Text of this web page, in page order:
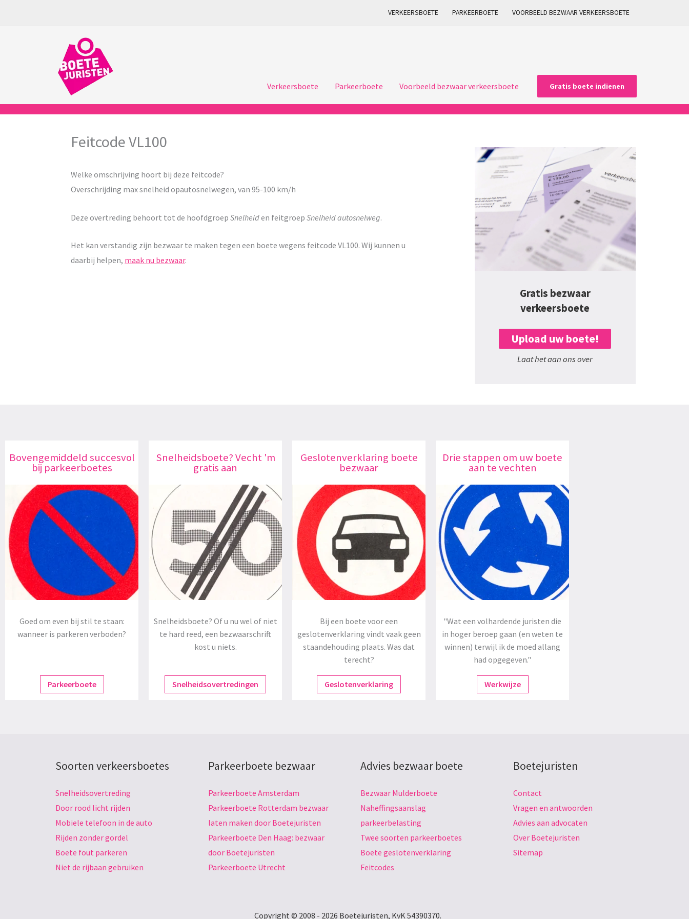
VERKEERSBOETE PARKEERBOETE VOORBEELD BEZWAAR VERKEERSBOETE
Verkeersboete Parkeerboete Voorbeeld bezwaar verkeersboete Gratis boete indienen
Feitcode VL100
Welke omschrijving hoort bij deze feitcode?
Overschrijding max snelheid opautosnelwegen, van 95-100 km/h
Deze overtreding behoort tot de hoofdgroep Snelheiden feitgroep Snelheid autosnelweg.
Het kan verstandig zijn bezwaar te maken tegen een boete wegens feitcode VL100. Wij kunnen u
daarbij helpen, maak nu bezwaar.
Gratis bezwaar
verkeersboete
Upload uw boete!
Laat het aan ons over
Bovengemiddeld succesvol
bij parkeerboetes
Goed om even bij stil te staan:
wanneer is parkeren verboden?
Parkeerboete
Snelheidsboete? Vecht 'm
gratis aan
Snelheidsboete? Of u nu wel of niet
te hard reed, een bezwaarschrift
kost u niets.
Snelheidsovertredingen
Geslotenverklaring boete
bezwaar
Bij een boete voor een
geslotenverklaring vindt vaak geen
staandehouding plaats. Was dat
terecht?
Geslotenverklaring
Drie stappen om uw boete
aan te vechten
"Wat een volhardende juristen die
in hoger beroep gaan (en weten te
winnen) terwijl ik de moed allang
had opgegeven."
Werkwijze
Soorten verkeersboetes
Snelheidsovertreding
Door rood licht rijden
Mobiele telefoon in de auto
Rijden zonder gordel
Boete fout parkeren
Niet de rijbaan gebruiken
Parkeerboete bezwaar
Parkeerboete Amsterdam
Parkeerboete Rotterdam bezwaar
laten maken door Boetejuristen
Parkeerboete Den Haag: bezwaar
door Boetejuristen
Parkeerboete Utrecht
Advies bezwaar boete
Bezwaar Mulderboete
Naheffingsaanslag
parkeerbelasting
Twee soorten parkeerboetes
Boete geslotenverklaring
Feitcodes
Boetejuristen
Contact
Vragen en antwoorden
Advies aan advocaten
Over Boetejuristen
Sitemap
Copyright © 2008 - 2026 Boetejuristen, KvK 54390370.